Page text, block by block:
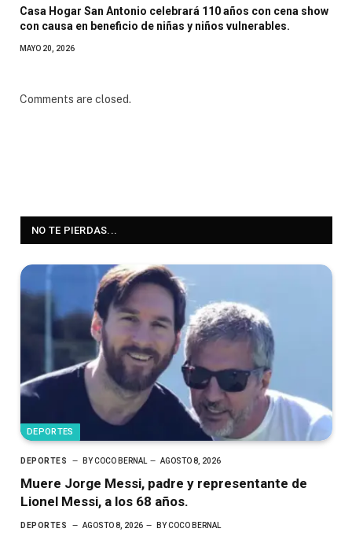
Casa Hogar San Antonio celebrará 110 años con cena show
con causa en beneficio de niñas y niños vulnerables.
MAYO 20, 2026
Comments are closed.
NO TE PIERDAS...
DEPORTES
DEPORTES BYCOCO BERNAL AGOSTO 8, 2026
Muere Jorge Messi, padre y representante de
Lionel Messi, a los 68 años.
DEPORTES AGOSTO 8, 2026 BYCOCO BERNAL